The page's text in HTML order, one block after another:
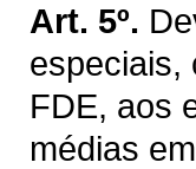
Art. 5º.
especiais,
FDE, aos
médias